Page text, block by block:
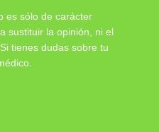
es sólo de carácter
sustituir la opinión, ni el
tienes dudas sobre tu